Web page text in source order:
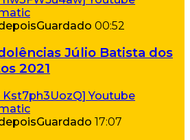
Guardado 00:52
Júlio Batista dos
2021
Guardado 17:07